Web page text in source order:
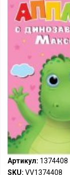
Артикул: 1374408
SKU: VV1374408